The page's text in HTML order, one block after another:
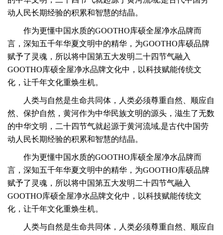
动人民长期经验的积累和智慧的结晶。
作为更懂中国水质的GOOTHO库硕全屋净水品牌而
言，深知五千年华夏文明中的精华，为GOOTHO库硕品牌
赋予了灵魂，所以将中国第五大发明二十四节气融入
GOOTHO库硕全屋净水品牌文化中，以科技赋能传统文
化，让千年文化重焕生机。
人类与自然是生命共同体，人类必须尊重自然、顺应自
然、保护自然，黄河作为中华民族文明的源头，滋生了无数
的中华文明， 二十四节气就起源于黄河流域,是古代中国劳
动人民长期经验的积累和智慧的结晶。
作为更懂中国水质的GOOTHO库硕全屋净水品牌而
言，深知五千年华夏文明中的精华，为GOOTHO库硕品牌
赋予了灵魂，所以将中国第五大发明二十四节气融入
GOOTHO库硕全屋净水品牌文化中，以科技赋能传统文
化，让千年文化重焕生机。
人类与自然是生命共同体，人类必须尊重自然、顺应自